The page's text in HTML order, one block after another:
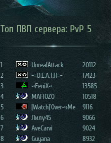
Топ ПВП сервера: PvP 5
1 UnrealAttack
20112
2
-=D.E.A.T.H=-
17423
3
~FeniX~
13585
4
MAFIOZO
10518
5
[Watch]`Over~>Me
9116
6
Лилу45
9066
7
AveCarvi
9024
8
Guyana
8932